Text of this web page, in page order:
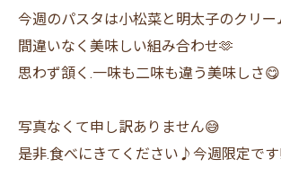
今週のパスタは小松菜と明太子のクリー
間違いなく美味しい組み合わせ🫶
思わず頷く.一味も二味も違う美味しさ😋
写真なくて申し訳ありません😅
是非.食べにきてください♪今週限定で